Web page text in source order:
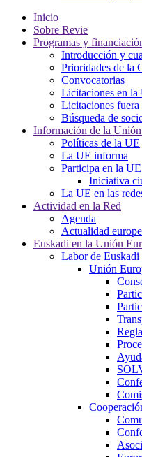
Inicio
Sobre Revie
Programas y
Introducción y
Prioridades de la
Convocatorias
Licitaciones en la
Licitaciones fuera
Búsqueda de
Información de la
Políticas de la UE
La UE informa
Participa en la UE
Iniciativa
La UE en las
Actividad en la Red
Agenda
Actualidad
Euskadi en la Unión
Labor de
Unión